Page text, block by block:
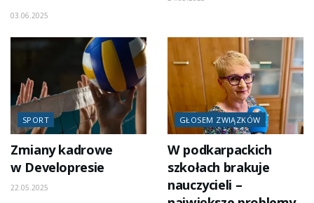
03.06.2025
SPORT
Zmiany kadrowe
w Developresie
22.05.2025
GŁOSEM ZWIĄZKÓW
W podkarpackich
szkołach brakuje
nauczycieli –